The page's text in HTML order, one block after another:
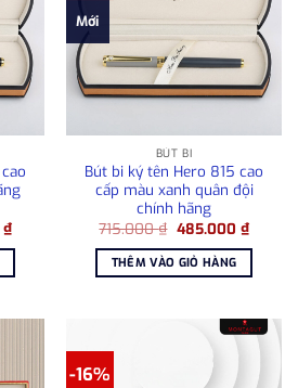
₫Giá
hiện
tại
485.000 ₫.
Mới
BÚT BI
Bút bi ký tên Hero 815 cao
cấp màu xanh quân đội
chính hãng
715.000₫ Giá
là:
715.000 ₫.
485.000 ₫Giá
hiện
tại
THÊM VÀO GIỎ HÀNG
-16%